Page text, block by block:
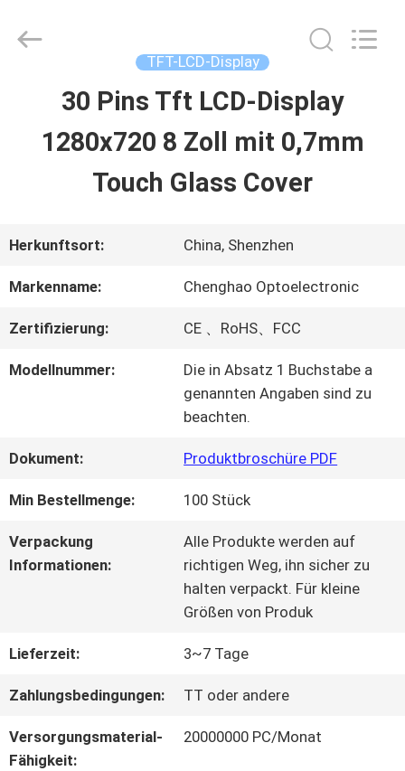
HAUSE
ÜBER
UNS
WERKSBESICHTIGUNG
QUALITÄTSKONTROLLE
MIT
BITTE UM
EIN
ANGEBOT
ChengHao
TFT-LCD-Display
30 Pins Tft LCD-Display
1280x720 8 Zoll mit 0,7mm
Touch Glass Cover
Herkunftsort: China, Shenzhen
Markenname: Chenghao Optoelectronic
Zertifizierung: CE 、RoHS、FCC
Modellnummer:
Die in Absatz 1 Buchstabe a
genannten Angaben sind zu
beachten.
Dokument: Produktbroschüre PDF
Min Bestellmenge: 100 Stück
Verpackung
Informationen:
Alle Produkte werden auf
richtigen Weg, ihn sicher zu
halten verpackt. Für kleine
Größen von Produk
Lieferzeit: 3~7 Tage
Zahlungsbedingungen: TT oder andere
Versorgungsmaterial-
Fähigkeit:
20000000 PC/Monat